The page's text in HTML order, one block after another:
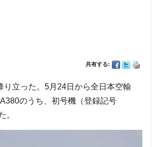
共有する:
立った。5月24日から全日本空輸
のうち、初号機（登録記号
。